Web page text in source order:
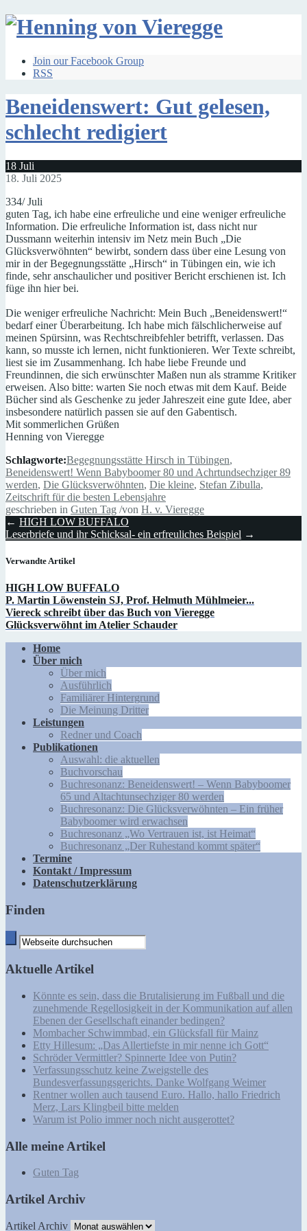
Join our Facebook Group
RSS
Beneidenswert: Gut gelesen,
schlecht redigiert
18 Juli
18. Juli 2025
334/ Juli
guten Tag, ich habe eine erfreuliche und eine weniger erfreuliche
Information. Die erfreuliche Information ist, dass nicht nur
Dussmann weiterhin intensiv im Netz mein Buch „Die
Glücksverwöhnten“ bewirbt, sondern dass über eine Lesung von
mir in der Begegnungsstätte „Hirsch“ in Tübingen ein, wie ich
finde, sehr anschaulicher und positiver Bericht erschienen ist. Ich
füge ihn hier bei.
Die weniger erfreuliche Nachricht: Mein Buch „Beneidenswert!“
bedarf einer Überarbeitung. Ich habe mich fälschlicherweise auf
meinen Spürsinn, was Rechtschreibfehler betrifft, verlassen. Das
kann, so musste ich lernen, nicht funktionieren. Wer Texte schreibt,
liest sie im Zusammenhang. Ich habe liebe Freunde und
Freundinnen, die sich erwünschter Maßen nun als stramme Kritiker
erweisen. Also bitte: warten Sie noch etwas mit dem Kauf. Beide
Bücher sind als Geschenke zu jeder Jahreszeit eine gute Idee, aber
insbesondere natürlich passen sie auf den Gabentisch.
Mit sommerlichen Grüßen
Henning von Vieregge
Schlagworte:Begegnungsstätte Hirsch in Tübingen,
Beneidenswert! Wenn Babyboomer 80 und Achrtundsechziger 89
werden, Die Glücksverwöhnten, Die kleine, Stefan Zibulla,
Zeitschrift für die besten Lebensjahre
geschrieben in Guten Tag /von H. v. Vieregge
← HIGH LOW BUFFALO
Leserbriefe und ihr Schicksal- ein erfreuliches Beispiel →
Verwandte Artikel
HIGH LOW BUFFALO
P. Martin Löwenstein SJ, Prof. Helmuth Mühlmeier...
Viereck schreibt über das Buch von Vieregge
Glücksverwöhnt im Atelier Schauder
Home
Über mich
Über mich
Ausführlich
Familiärer Hintergrund
Die Meinung Dritter
Leistungen
Redner und Coach
Publikationen
Auswahl: die aktuellen
Buchvorschau
Buchresonanz: Beneidenswert! – Wenn Babyboomer
65 und Altachtunsechziger 80 werden
Buchresonanz: Die Glücksverwöhnten – Ein früher
Babyboomer wird erwachsen
Buchresonanz „Wo Vertrauen ist, ist Heimat“
Buchresonanz „Der Ruhestand kommt später“
Termine
Kontakt / Impressum
Datenschutzerklärung
Finden
Aktuelle Artikel
Könnte es sein, dass die Brutalisierung im Fußball und die
zunehmende Regellosigkeit in der Kommunikation auf allen
Ebenen der Gesellschaft einander bedingen?
Mombacher Schwimmbad, ein Glücksfall für Mainz
Etty Hillesum: „Das Allertiefste in mir nenne ich Gott“
Schröder Vermittler? Spinnerte Idee von Putin?
Verfassungsschutz keine Zweigstelle des
Bundesverfassungsgerichts. Danke Wolfgang Weimer
Rentner wollen auch tausend Euro. Hallo, hallo Friedrich
Merz, Lars Klingbeil bitte melden
Warum ist Polio immer noch nicht ausgerottet?
Alle meine Artikel
Guten Tag
Artikel Archiv
Artikel Archiv